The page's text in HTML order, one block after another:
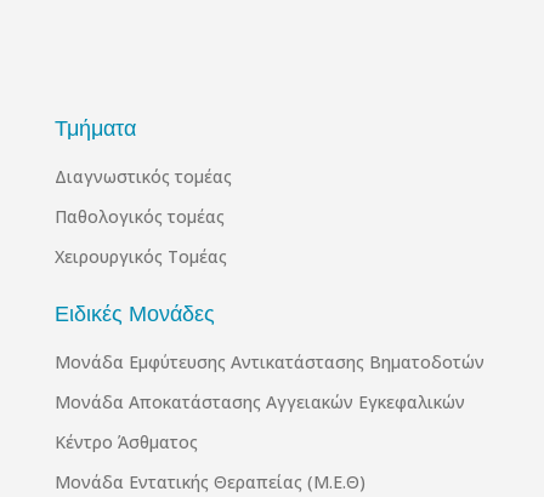
Τμήματα
Διαγνωστικός τομέας
Παθολογικός τομέας
Χειρουργικός Τομέας
Ειδικές Μονάδες
Μονάδα Εμφύτευσης Αντικατάστασης Βηματοδοτών
Μονάδα Αποκατάστασης Αγγειακών Εγκεφαλικών
Κέντρο Άσθματος
Μονάδα Εντατικής Θεραπείας (Μ.Ε.Θ)